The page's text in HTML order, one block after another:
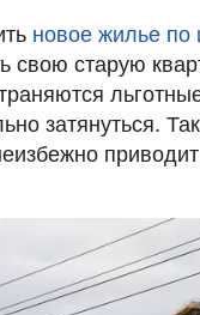
новое жилье по
старую
затянуться.